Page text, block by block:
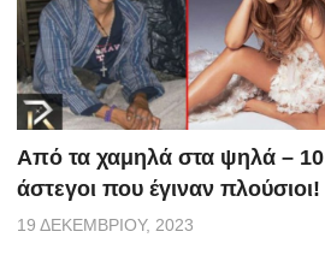
Από τα χαμηλά στα ψηλά – 10
άστεγοι που έγιναν πλούσιοι!
19 ΔΕΚΕΜΒΡΊΟΥ, 2023